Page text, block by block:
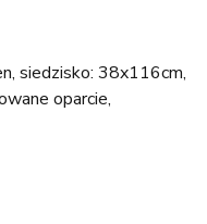
siedzisko: 38x116cm,
oparcie,